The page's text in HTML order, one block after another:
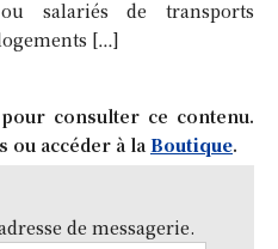
salariés de transports
[…]
consulter ce contenu.
ou accéder à la Boutique.
de messagerie.